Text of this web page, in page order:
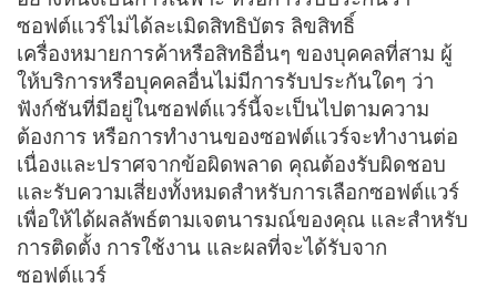
ซอฟต์แวร์ไม่ได้ละเมิดสิทธิบัตร ลิขสิทธิ์
เครื่องหมายการค้าหรือสิทธิอื่นๆ ของบุคคลที่สาม ผู้
ให้บริการหรือบุคคลอื่นไม่มีการรับประกันใดๆ ว่า
ฟังก์ชันที่มีอยู่ในซอฟต์แวร์นี้จะเป็นไปตามความ
ต้องการ หรือการทำงานของซอฟต์แวร์จะทำงานต่อ
เนื่องและปราศจากข้อผิดพลาด คุณต้องรับผิดชอบ
และรับความเสี่ยงทั้งหมดสำหรับการเลือกซอฟต์แวร์
เพื่อให้ได้ผลลัพธ์ตามเจตนารมณ์ของคุณ และสำหรับ
การติดตั้ง การใช้งาน และผลที่จะได้รับจาก
ซอฟต์แวร์